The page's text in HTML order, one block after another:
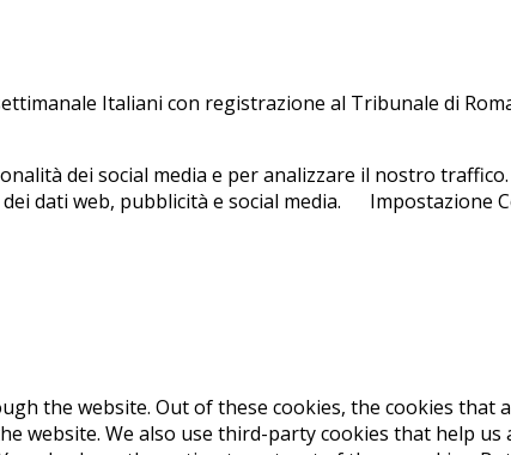
Ita­lia­ni con re­gi­stra­zio­ne al Tri­bu­na­le di
dei social media e per analizzare il nostro
dati web, pubblicità e social media.
Impostazione
the website. Out of these cookies, the cookies that
We also use third-party cookies that help us